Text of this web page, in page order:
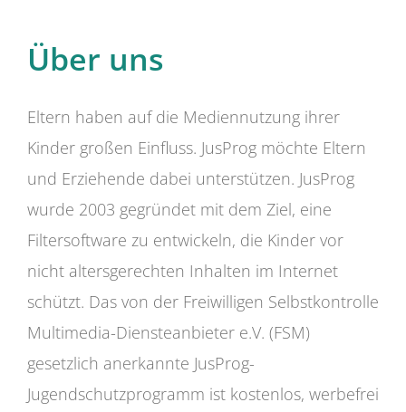
Über uns
Eltern haben auf die Mediennutzung ihrer
Kinder großen Einfluss. JusProg möchte Eltern
und Erziehende dabei unterstützen. JusProg
wurde 2003 gegründet mit dem Ziel, eine
Filtersoftware zu entwickeln, die Kinder vor
nicht altersgerechten Inhalten im Internet
schützt. Das von der Freiwilligen Selbstkontrolle
Multimedia-Diensteanbieter e.V. (FSM)
gesetzlich anerkannte JusProg-
Jugendschutzprogramm ist kostenlos, werbefrei